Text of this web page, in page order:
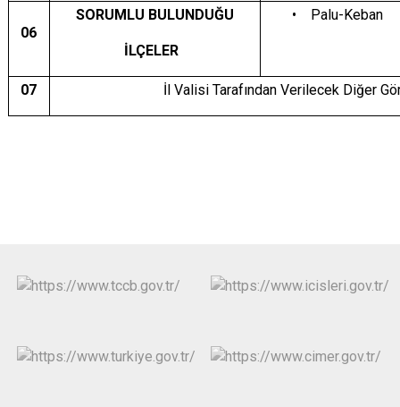
06
SORUMLU BULUNDUĞU
İLÇELER
• Palu-Keban
07 İl Valisi Tarafından Verilecek Diğer